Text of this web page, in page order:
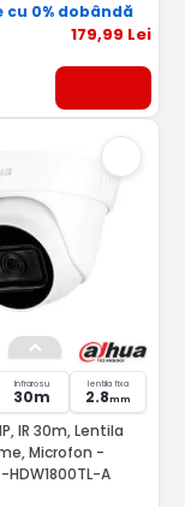
cu 0% dobândă
179,99 Lei
Infrarosu
30m
lentila fixa
2.8mm
IR 30m, Lentila
Microfon -
HDW1800TL-A